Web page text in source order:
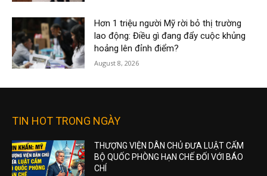
Hơn 1 triệu người Mỹ rời bỏ thị trường
lao động: Điều gì đang đẩy cuộc khủng
hoảng lên đỉnh điểm?
August 8, 2026
TIN HOT TRONG NGÀY
THƯỢNG VIỆN DÂN CHỦ ĐƯA LUẬT CẤM
BỘ QUỐC PHÒNG HẠN CHẾ ĐỐI VỚI BÁO
CHÍ